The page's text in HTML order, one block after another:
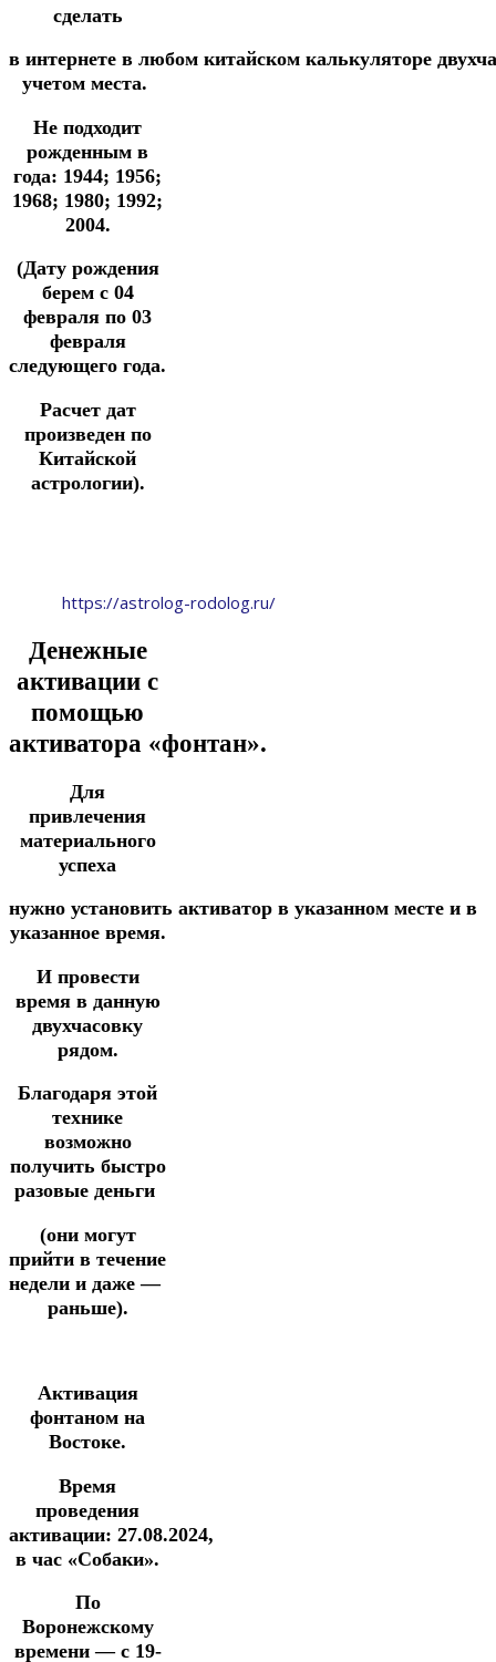
сделать
в интернете в любом китайском калькуляторе
учетом места.
Не подходит
рожденным в
года: 1944; 1956;
1968; 1980; 1992;
2004.
(Дату рождения
берем с 04
февраля по 03
февраля
следующего года.
Расчет дат
произведен по
Китайской
астрологии).
https://astrolog-rodolog.ru/
Денежные
активации с
помощью
активатора «фонтан».
Для
привлечения
материального
успеха
нужно установить активатор в указанном месте и в
указанное время.
Ипровести
время в данную
двухчасовку
рядом.
Благодаря этой
технике
возможно
получить быстро
разовые деньги
(они могут
прийти в течение
недели и даже —
раньше).
Активация
фонтаном на
Востоке.
Время
проведения
активации: 27.08.2024,
в час «Собаки».
По
Воронежскому
времени — с 19-